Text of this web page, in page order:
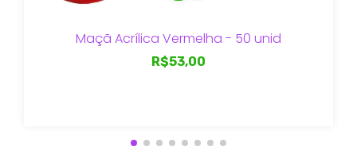
Maçã Acrílica Vermelha - 50 unid
R$53,00